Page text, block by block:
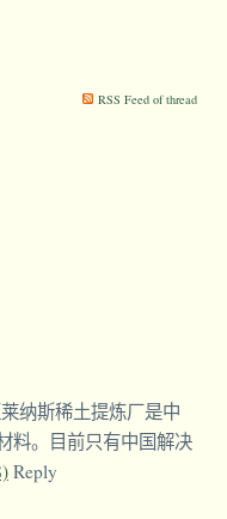
RSS Feed of thread
纳斯稀土提炼厂是中
料。目前只有中国解决
Reply